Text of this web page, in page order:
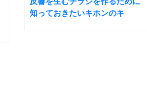
知っておきたいキホンのキ